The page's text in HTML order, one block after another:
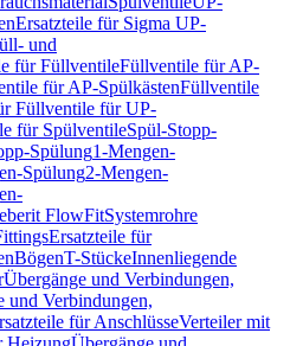
Ersatzteile für Sigma UP-
und
für FüllventileFüllventile für AP-
für AP-SpülkästenFüllventile
Füllventile für UP-
für SpülventileSpül-Stopp-
Spülung1-Mengen-
Spülung2-Mengen-
FlowFitSystemrohre
Ersatzteile für
BögenT-StückeInnenliegende
Übergänge und Verbindungen,
und Verbindungen,
für AnschlüsseVerteiler mit